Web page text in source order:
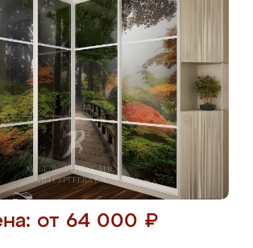
от 64 000 ₽